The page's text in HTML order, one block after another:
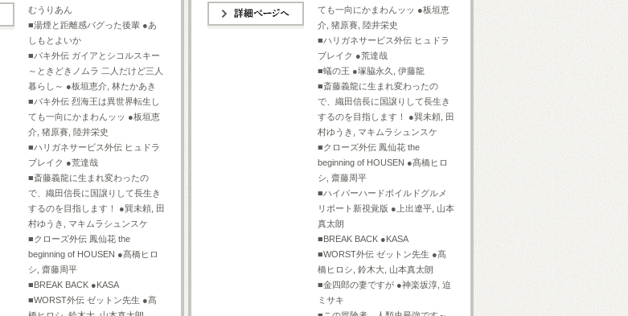
むうりあん
■湯煙と距離感バグった後輩 ●あ
しもとよいか
■バキ外伝 ガイアとシコルスキー
～ときどきノムラ 二人だけど三人
暮らし～ ●板垣恵介, 林たかあき
■バキ外伝 烈海王は異世界転生し
ても一向にかまわんッッ ●板垣恵
介, 猪原賽, 陸井栄史
■ハリガネサービス外伝 ヒュドラ
ブレイク ●荒達哉
■斎藤義龍に生まれ変わったの
で、織田信長に国譲りして長生き
するのを目指します！ ●巽未頼, 田
村ゆうき, マキムラシュンスケ
■クローズ外伝 鳳仙花 the
beginning of HOUSEN ●髙橋ヒロ
シ, 齋藤周平
■BREAK BACK ●KASA
■WORST外伝 ゼットン先生 ●髙
ても一向にかまわんッッ ●板垣恵
介, 猪原賽, 陸井栄史
■ハリガネサービス外伝 ヒュドラ
ブレイク ●荒達哉
■蟻の王 ●塚脇永久, 伊藤龍
■斎藤義龍に生まれ変わったの
で、織田信長に国譲りして長生き
するのを目指します！ ●巽未頼, 田
村ゆうき, マキムラシュンスケ
■クローズ外伝 鳳仙花 the
beginning of HOUSEN ●髙橋ヒロ
シ, 齋藤周平
■ハイパーハードボイルドグルメ
リポート新視覚版 ●上出遼平, 山本
真太朗
■BREAK BACK ●KASA
■WORST外伝 ゼットン先生 ●髙
橋ヒロシ, 鈴木大, 山本真太朗
■金四郎の妻ですが ●神楽坂淳, 迫
ミサキ